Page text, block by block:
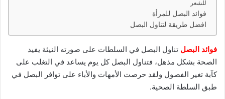
ا
للشعر
فوائد البصل للمرأة
افضل طريقة لتناول البصل
فوائد البصل تناول البصل في السلطات على صورته النيئة يفيد
الصحة بشكل مذهل، فتناول البصل كل يوم يساعد في التغلب على
كآبة تغير الفصول ولقد حرصت الأمهات والأباء على توافر البصل في
طبق السلطة الصحية.